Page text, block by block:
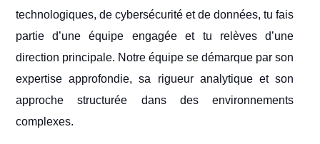
technologiques, de cybersécurité et de données, tu fais
partie d’une équipe engagée et tu relèves d’une
direction principale. Notre équipe se démarque par son
expertise approfondie, sa rigueur analytique et son
approche structurée dans des environnements
complexes.